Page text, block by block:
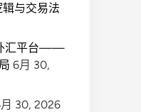
与交易法
外汇平台——
6月 30,
30, 2026